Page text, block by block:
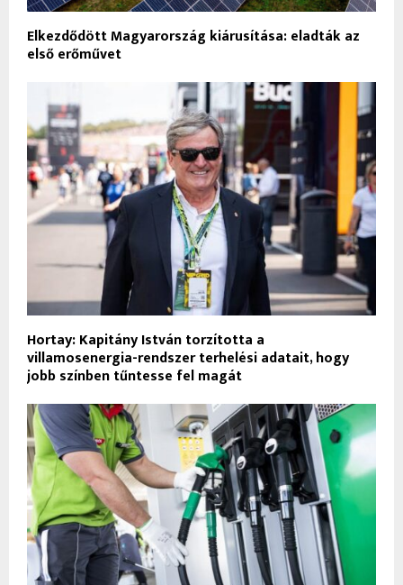
Elkezdődött Magyarország kiárusítása: eladták az
első erőművet
Hortay: Kapitány István torzította a
villamosenergia-rendszer terhelési adatait, hogy
jobb színben tűntesse fel magát